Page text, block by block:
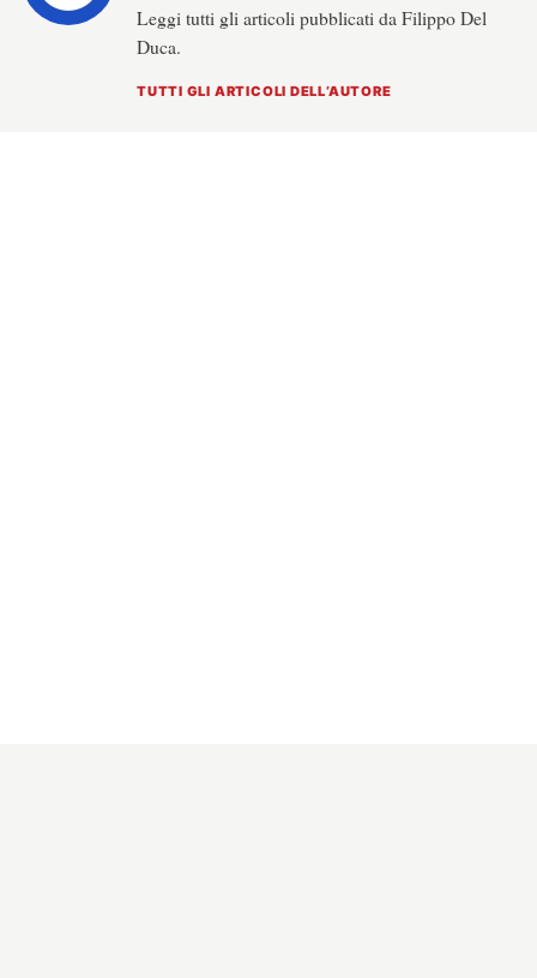
Leggi tutti gli articoli pubblicati da Filippo Del
Duca.
TUTTI GLI ARTICOLI DELL’AUTORE